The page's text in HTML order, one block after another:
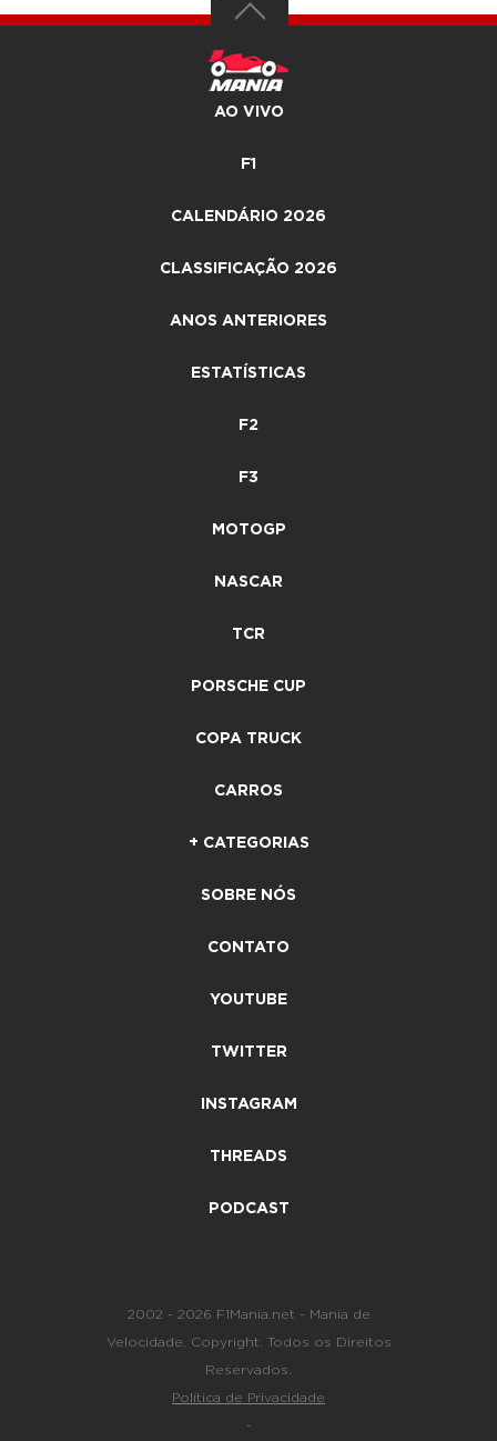
AO VIVO
F1
CALENDÁRIO 2026
CLASSIFICAÇÃO 2026
ANOS ANTERIORES
ESTATÍSTICAS
F2
F3
MOTOGP
NASCAR
TCR
PORSCHE CUP
COPA TRUCK
CARROS
+ CATEGORIAS
SOBRE NÓS
CONTATO
YOUTUBE
TWITTER
INSTAGRAM
THREADS
PODCAST
2002 - 2026 F1Mania.net - Mania de
Velocidade. Copyright. Todos os Direitos
Reservados.
Política de Privacidade
-